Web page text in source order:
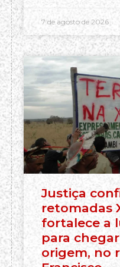
7 de agosto de 2026
Justiça
retomadas
fortalece a
para
origem, no